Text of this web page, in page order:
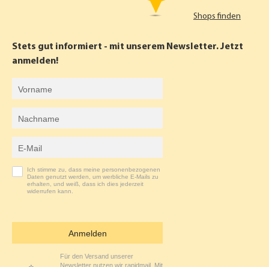
O
O
A
R
Shops finden
Stets gut informiert - mit unserem Newsletter. Jetzt
anmelden!
Ich stimme zu, dass meine personenbezogenen
Daten genutzt werden, um werbliche E-Mails zu
erhalten, und weiß, dass ich dies jederzeit
widerrufen kann.
Anmelden
Für den Versand unserer
Newsletter nutzen wir rapidmail. Mit